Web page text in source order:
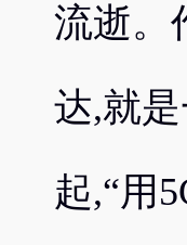
流逝。
达,就
起,“用